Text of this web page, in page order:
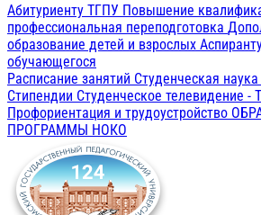
Абитуриенту ТГПУ Повышение
профессиональная переподготовка
образование детей и взрослых
обучающегося
Расписание занятий Студенческая наука
Стипендии Студенческое телевидение -
Профориентация и трудоустройство
ПРОГРАММЫ НОКО